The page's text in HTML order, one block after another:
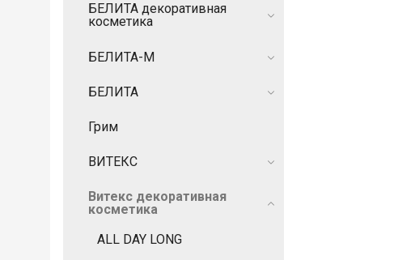
БЕЛИТА декоративная
косметика
БЕЛИТА-М
БЕЛИТА
Грим
ВИТЕКС
Витекс декоративная
косметика
ALL DAY LONG